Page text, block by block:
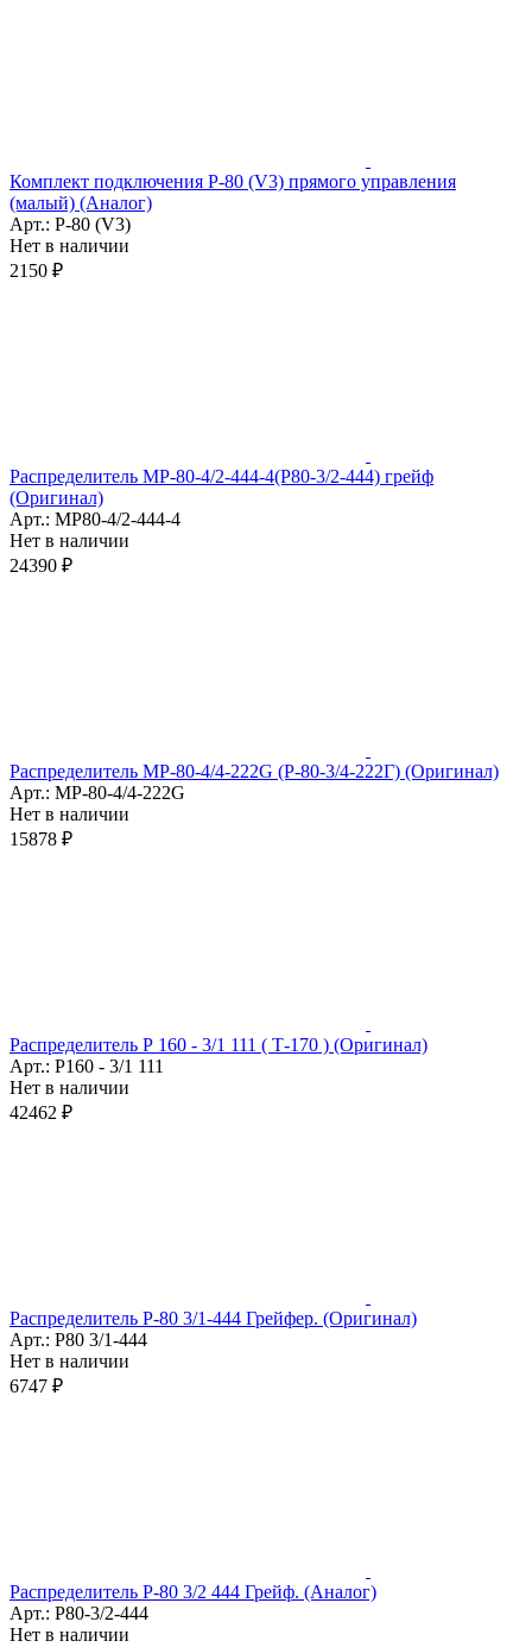
Комплект подключения Р-80 (V3) прямого управления
(малый) (Аналог)
Арт.: Р-80 (V3)
Нет в наличии
2150 ₽
Распределитель МР-80-4/2-444-4(Р80-3/2-444) грейф
(Оригинал)
Арт.: МР80-4/2-444-4
Нет в наличии
24390 ₽
Распределитель МР-80-4/4-222G (Р-80-3/4-222Г) (Оригинал)
Арт.: МР-80-4/4-222G
Нет в наличии
15878 ₽
Распределитель Р 160 - 3/1 111 ( Т-170 ) (Оригинал)
Арт.: Р160 - 3/1 111
Нет в наличии
42462 ₽
Распределитель Р-80 3/1-444 Грейфер. (Оригинал)
Арт.: Р80 3/1-444
Нет в наличии
6747 ₽
Распределитель Р-80 3/2 444 Грейф. (Аналог)
Арт.: Р80-3/2-444
Нет в наличии